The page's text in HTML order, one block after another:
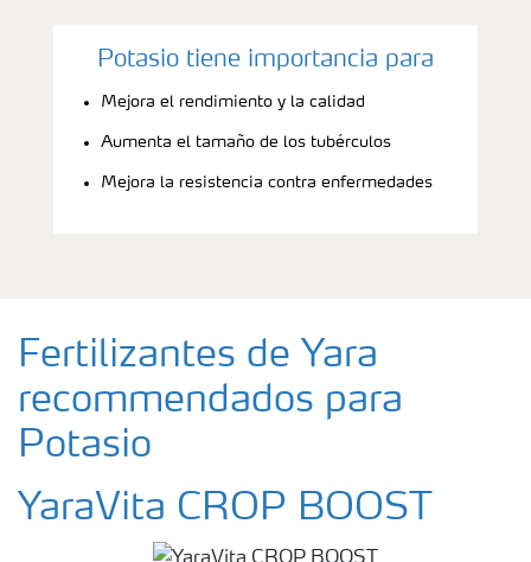
Potasio tiene importancia para
Mejora el rendimiento y la calidad
Aumenta el tamaño de los tubérculos
Mejora la resistencia contra enfermedades
Fertilizantes de Yara
recommendados para
Potasio
YaraVita CROP BOOST